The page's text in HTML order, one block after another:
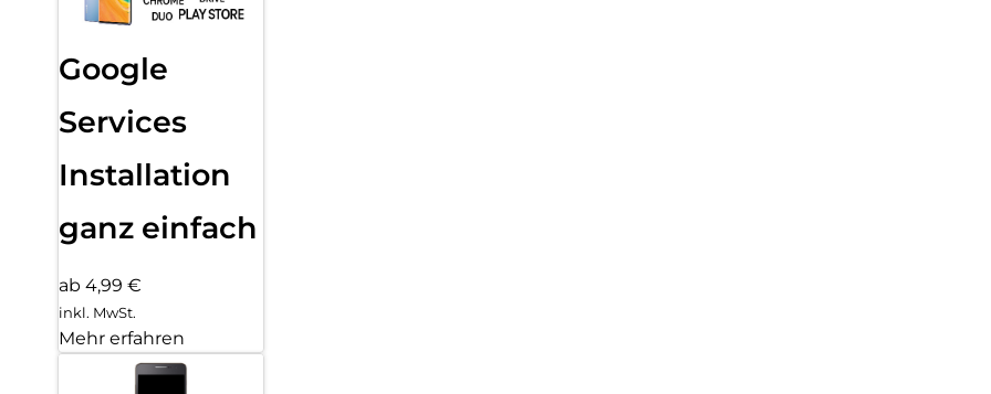
Google
Services
Installation
ganz einfach
ab 4,99 €
inkl. MwSt.
Mehr erfahren